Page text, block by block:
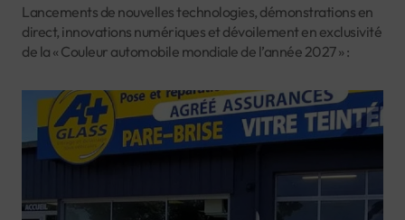
Lancements de nouvelles technologies, démonstrations en
direct, innovations numériques et dévoilement en exclusivité
de la « Couleur automobile mondiale de l’année 2027 » :